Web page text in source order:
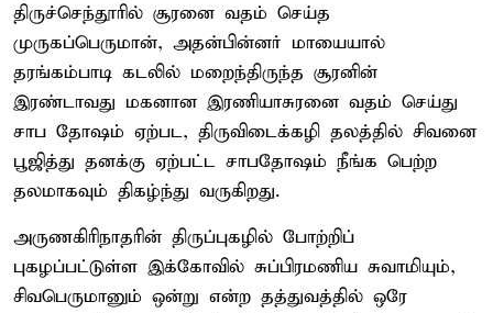
திருச்செந்தூரில் சூரனை வதம் செய்த
முருகப்பெருமான், அதன்பின்னர் மாயையால்
தரங்கம்பாடி கடலில் மறைந்திருந்த சூரனின்
இரண்டாவது மகனான இரணியாசுரனை வதம் செய்து
சாப தோஷம் ஏற்பட, திருவிடைக்கழி தலத்தில் சிவனை
பூஜித்து தனக்கு ஏற்பட்ட சாபதோஷம் நீங்க பெற்ற
தலமாகவும் திகழ்ந்து வருகிறது.
அருணகிரிநாதரின் திருப்புகழில் போற்றிப்
புகழப்பட்டுள்ள இக்கோவில் சுப்பிரமணிய சுவாமியும்,
சிவபெருமானும் ஒன்று என்ற தத்துவத்தில் ஒரே